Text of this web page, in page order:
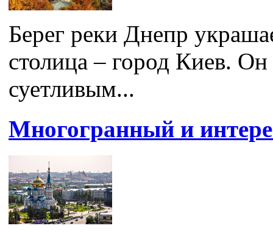
Берег реки Днепр
столица – город Киев. Он
суетливым...
Многогранный и